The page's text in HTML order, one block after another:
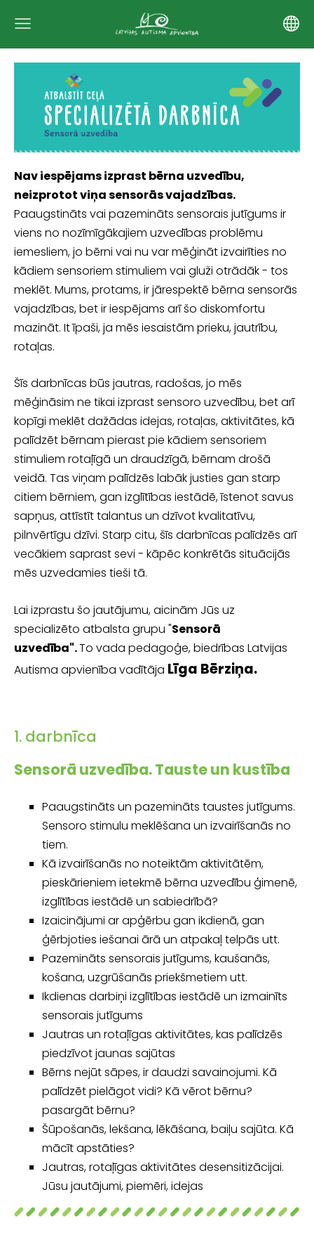
Nav iespējams izprast bērna uzvedību,
neizprotot viņa sensorās vajadzības.
Paaugstināts vai pazemināts sensorais jutīgums ir
viens no nozīmīgākajiem uzvedības problēmu
iemesliem, jo bērni vai nu var mēģināt izvairīties no
kādiem sensoriem stimuliem vai gluži otrādāk - tos
meklēt. Mums, protams, ir jārespektē bērna sensorās
vajadzības, bet ir iespējams arī šo diskomfortu
mazināt. It īpaši, ja mēs iesaistām prieku, jautrību,
rotaļas.
Šīs darbnīcas būs jautras, radošas, jo mēs
mēģināsim ne tikai izprast sensoro uzvedību, bet arī
kopīgi meklēt dažādas idejas, rotaļas, aktivitātes, kā
palīdzēt bērnam pierast pie kādiem sensoriem
stimuliem rotaļīgā un draudzīgā, bērnam drošā
veidā. Tas viņam palīdzēs labāk justies gan starp
citiem bērniem, gan izglītības iestādē, īstenot savus
sapņus, attīstīt talantus un dzīvot kvalitatīvu,
pilnvērtīgu dzīvi. Starp citu, šīs darbnīcas palīdzēs arī
vecākiem saprast sevi - kāpēc konkrētās situācijās
mēs uzvedamies tieši tā.
Lai izprastu šo jautājumu, aicinām Jūs uz
specializēto atbalsta grupu "Sensorā
uzvedība".To vada pedagoģe, biedrības Latvijas
Autisma apvienība vadītāja Līga Bērziņa.
1. darbnīca
Sensorā uzvedība. Tauste un kustība
Paaugstināts un pazemināts taustes jutīgums.
Sensoro stimulu meklēšana un izvairīšanās no
tiem.
Kā izvairīšanās no noteiktām aktivitātēm,
pieskārieniem ietekmē bērna uzvedību ģimenē,
izglītības iestādē un sabiedrībā?
Izaicinājumi ar apģērbu gan ikdienā, gan
ģērbjoties iešanai ārā un atpakaļ telpās utt.
Pazemināts sensorais jutīgums, kaušanās,
košana, uzgrūšanās priekšmetiem utt.
Ikdienas darbiņi izglītības iestādē un izmainīts
sensorais jutīgums
Jautras un rotaļīgas aktivitātes, kas palīdzēs
piedzīvot jaunas sajūtas
Bērns nejūt sāpes, ir daudzi savainojumi. Kā
palīdzēt pielāgot vidi? Kā vērot bērnu?
pasargāt bērnu?
Šūpošanās, lekšana, lēkāšana, baiļu sajūta. Kā
mācīt apstāties?
Jautras, rotaļīgas aktivitātes desensitizācijai.
Jūsu jautājumi, piemēri, idejas